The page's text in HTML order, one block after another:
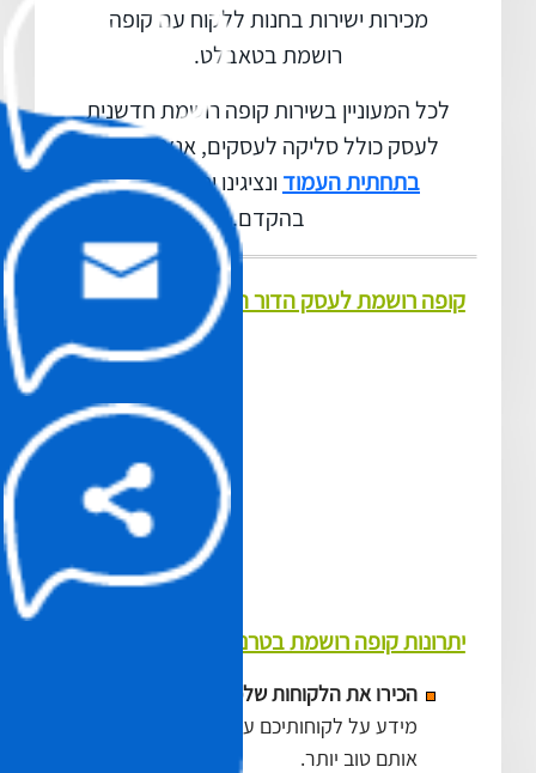
מכירות ישירות בחנות ללקוח עם קופה
רושמת בטאבלט.
לכל המעוניין בשירות קופה רושמת חדשנית
לעסק כולל סליקה לעסקים, אנאהרשמו
בתחתית העמוד ונציגינו יחזרו אליכם
בהקדם.
קופה רושמת לעסק הדור הבא
יתרונות קופה רושמת בטרנזילה
הכירו את הלקוחות שלכם
מידע על לקוחותיכם על מנת לשרת
אותם טוב יותר.